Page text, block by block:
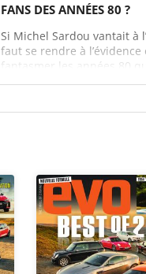
FANS DES ANNÉES 80 ?
Si Michel Sardou vantait à
faut se rendre à
fantasmer les années 80